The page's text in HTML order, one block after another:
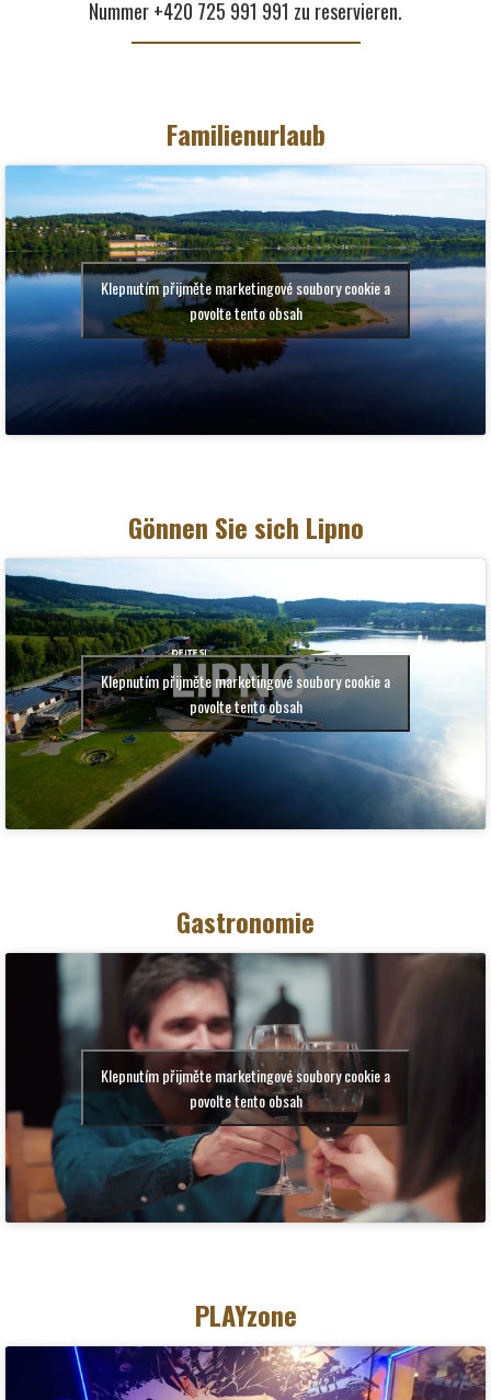
Nummer +420 725 991 991 zu reservieren.
Familienurlaub
Klepnutím přijměte marketingové soubory cookie a
povolte tento obsah
Gönnen Sie sich Lipno
Klepnutím přijměte marketingové soubory cookie a
povolte tento obsah
Gastronomie
Klepnutím přijměte marketingové soubory cookie a
povolte tento obsah
PLAYzone